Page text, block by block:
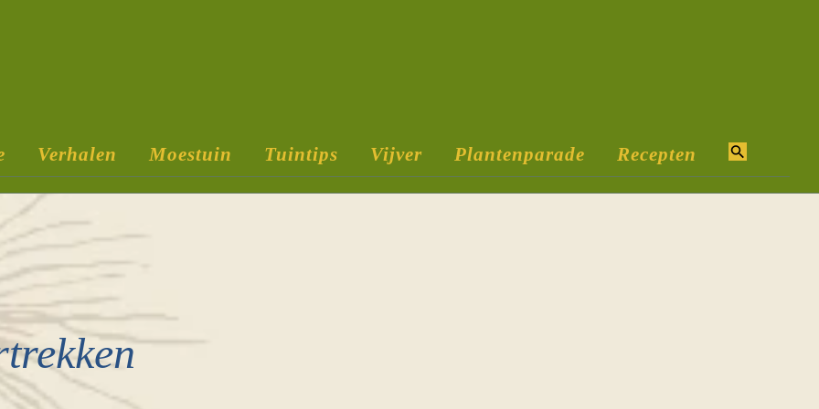
Verhalen Moestuin Tuintips Vijver Plantenparade Recepten